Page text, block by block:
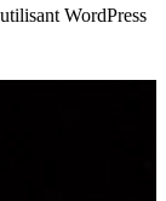
WordPress